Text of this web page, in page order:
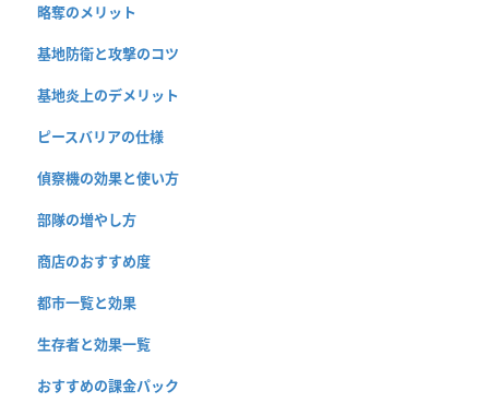
略奪のメリット
基地防衛と攻撃のコツ
基地炎上のデメリット
ピースバリアの仕様
偵察機の効果と使い方
部隊の増やし方
商店のおすすめ度
都市一覧と効果
生存者と効果一覧
おすすめの課金パック